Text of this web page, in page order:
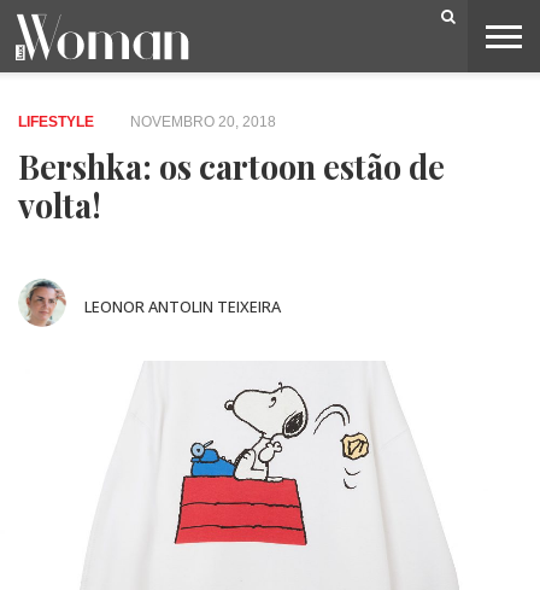
BELEZA
CAPA
LIFESTYLE
MODA
OPINIÃO
PESSOAS
SOCIEDADE
VIDEOS
LIFESTYLE NOVEMBRO 20, 2018
Bershka: os cartoon estão de
volta!
LEONOR ANTOLIN TEIXEIRA